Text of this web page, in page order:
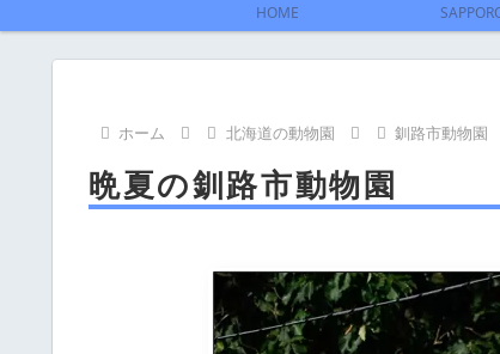
HOME
ホーム 北海道の動物園 釧路市動物園
晩夏の釧路市動物園